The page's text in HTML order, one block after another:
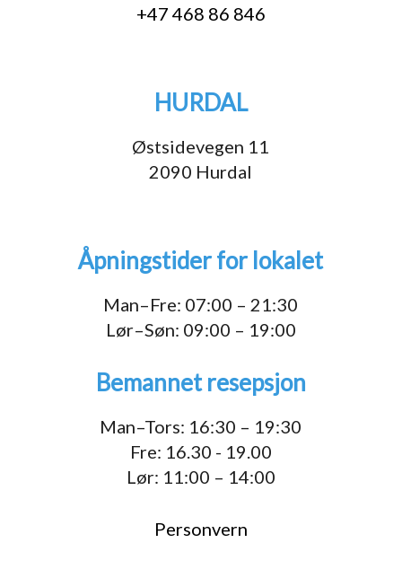
+47 468 86 846
HURDAL
Østsidevegen 11
2090 Hurdal
Åpningstider for lokalet
Man–Fre: 07:00 – 21:30
Lør–Søn: 09:00 – 19:00
Bemannet resepsjon
Man–Tors: 16:30 – 19:30
Fre: 16.30 - 19.00
Lør: 11:00 – 14:00
Personvern